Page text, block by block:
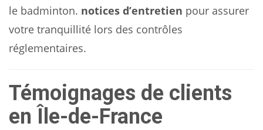
le badminton. notices d’entretien pour assurer
votre tranquillité lors des contrôles
réglementaires.
Témoignages de clients
en Île-de-France